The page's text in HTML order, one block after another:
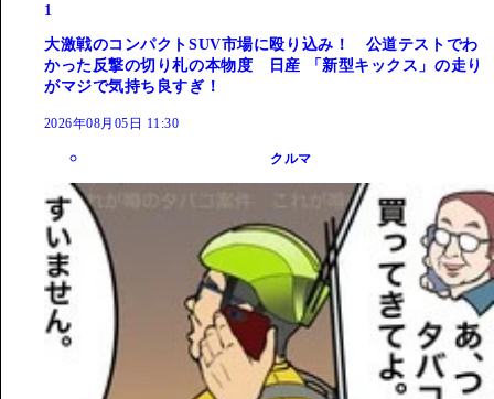
1
大激戦のコンパクトSUV市場に殴り込み！ 公道テストでわ
かった反撃の切り札の本物度 日産 「新型キックス」の走り
がマジで気持ち良すぎ！
2026年08月05日 11:30
クルマ